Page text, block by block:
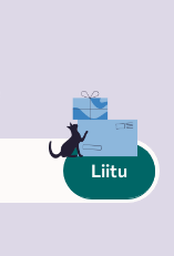
Liitu